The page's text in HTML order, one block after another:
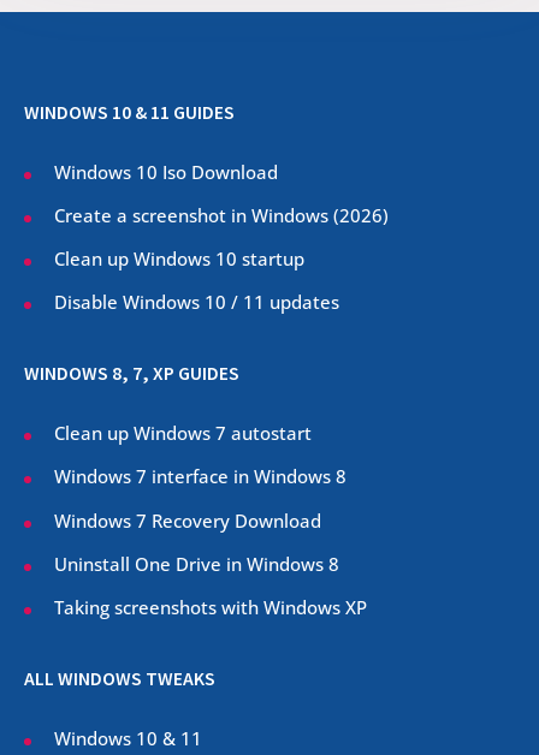
WINDOWS 10 & 11 GUIDES
Windows 10 Iso Download
Create a screenshot in Windows (2026)
Clean up Windows 10 startup
Disable Windows 10 / 11 updates
WINDOWS 8, 7, XP GUIDES
Clean up Windows 7 autostart
Windows 7 interface in Windows 8
Windows 7 Recovery Download
Uninstall One Drive in Windows 8
Taking screenshots with Windows XP
ALL WINDOWS TWEAKS
Windows 10 & 11